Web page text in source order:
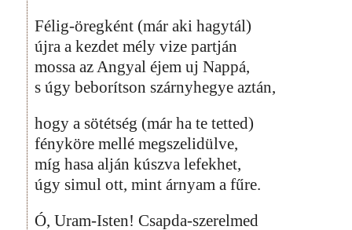
Félig-öregként (már aki hagytál)
újra a kezdet mély vize partján
mossa az Angyal éjem uj Nappá,
s úgy beborítson szárnyhegye aztán,
hogy a sötétség (már ha te tetted)
fényköre mellé megszelidülve,
míg hasa alján kúszva lefekhet,
úgy simul ott, mint árnyam a fűre.
Ó, Uram-Isten! Csapda-szerelmed